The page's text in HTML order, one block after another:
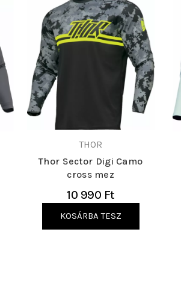
THOR
Thor Sector Digi Camo
cross mez
10 990 Ft
KOSÁRBA TESZ